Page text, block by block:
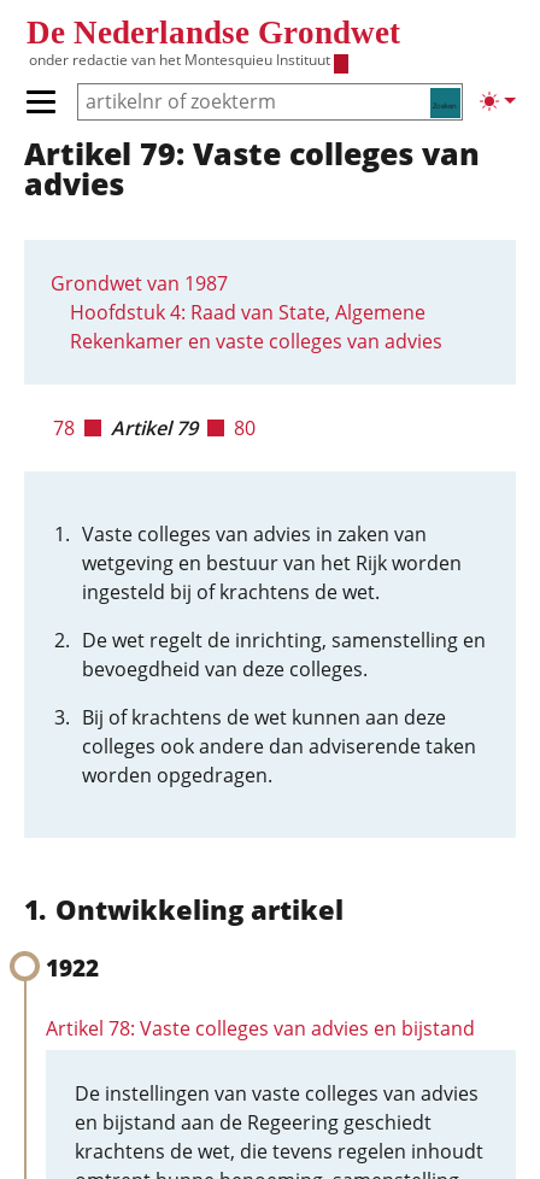
De Nederlandse Grondwet
onder redactie van het Montesquieu Instituut
Zoeken
Primair menu tonen/verbergen
Hoofdnavigatie
Artikel 79: Vaste colleges van
advies
Grondwet van 1987
Hoofdstuk 4: Raad van State, Algemene
Rekenkamer en vaste colleges van advies
78 Artikel 79 80
Vaste colleges van advies in zaken van
wetgeving en bestuur van het Rijk worden
ingesteld bij of krachtens de wet.
De wet regelt de inrichting, samenstelling en
bevoegdheid van deze colleges.
Bij of krachtens de wet kunnen aan deze
colleges ook andere dan adviserende taken
worden opgedragen.
Ontwikkeling artikel
1922
Artikel 78: Vaste colleges van advies en bijstand
De instellingen van vaste colleges van advies
en bijstand aan de Regeering geschiedt
krachtens de wet, die tevens regelen inhoudt